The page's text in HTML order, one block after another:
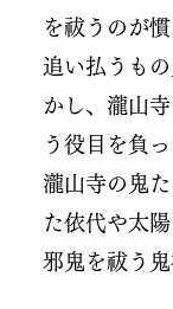
を祓うのが
追い払うも
かし、瀧山
う役目を負
瀧山寺の鬼
た依代や太
邪鬼を祓う